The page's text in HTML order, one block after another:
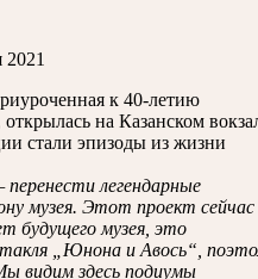
2021
к 40-летию
на Казанском
стали эпизоды из жизни
легендарные
музея. Этот проект
будущего музея, это
„Юнона и Авось“,
видим здесь подиумы